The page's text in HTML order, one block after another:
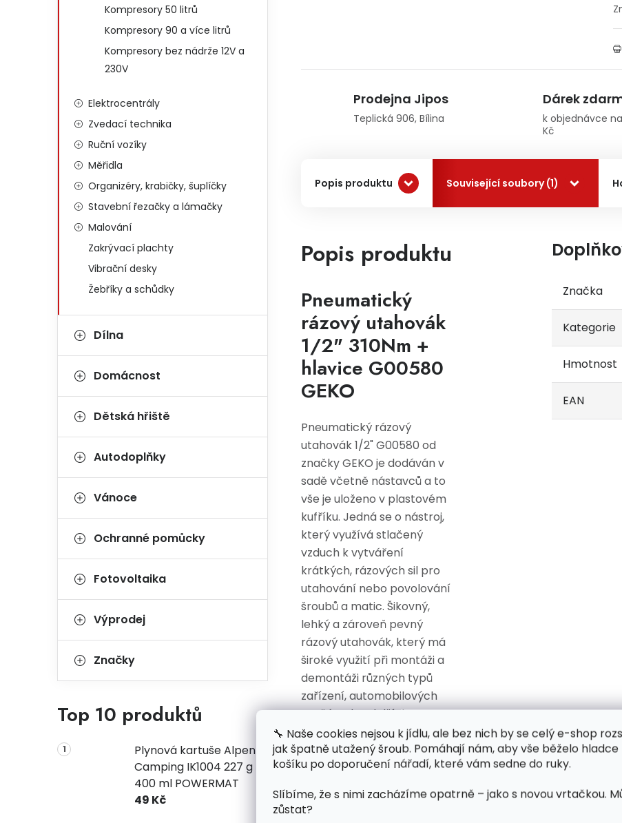
🔧 Naše cookies nejsou k jídlu, ale bez nich by se celý e-shop
jak špatně utažený šroub. Pomáhají nám, aby vše běželo hladce
košíku po doporučení nářadí, které vám sedne do ruky.
Slíbíme, že s nimi zacházíme opatrně – jako s novou vrtačkou.
zůstat?
Kompresory 50 litrů
Kompresory 90 a více litrů
Kompresory bez nádrže 12V a
230V
Elektrocentrály
Zvedací technika
Ruční vozíky
Měřidla
Organizéry, krabičky, šuplíčky
Stavební řezačky a lámačky
Malování
Zakrývací plachty
Vibrační desky
Žebříky a schůdky
Dílna
Domácnost
Dětská hřiště
Autodoplňky
Vánoce
Ochranné pomůcky
Fotovoltaika
Výprodej
Značky
Top 10 produktů
Plynová kartuše Alpen
Camping IK1004 227 g
400 ml POWERMAT
49 Kč
Prodejna Jipos
Teplická 906, Bílina
Dárek
k objednávce
Kč
Popis produktu Související soubory (1)
Popis produktu
Pneumatický
rázový utahovák
1/2" 310Nm +
hlavice G00580
GEKO
Pneumatický rázový
utahovák 1/2" G00580 od
značky GEKO je dodáván v
sadě včetně nástavců a to
vše je uloženo v plastovém
kufříku. Jedná se o nástroj,
který využívá stlačený
vzduch k vytváření
krátkých, rázových sil pro
utahování nebo povolování
šroubů a matic. Šikovný,
lehký a zároveň pevný
rázový utahovák, který má
široké využití při montáži a
demontáži různých typů
zařízení, automobilových
součástek a dalších
předmětů uchycovaných
šrouby.
Značka
Kategorie
Hmotnost
EAN